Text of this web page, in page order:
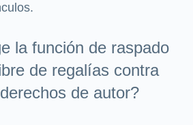
la función de raspado
de regalías contra
de autor?